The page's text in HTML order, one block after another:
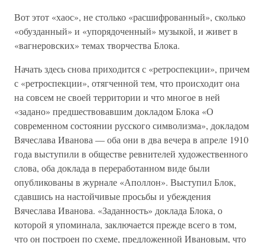
Вот этот «хаос», не столько «расшифрованный», сколько
«обузданный» и «упорядоченный» музыкой, и живет в
«вагнеровских» темах творчества Блока.
Начать здесь снова приходится с «ретроспекции», причем
с «ретроспекции», отягченной тем, что происходит она
на совсем не своей территории и что многое в ней
«задано» предшествовавшим докладом Блока «О
современном состоянии русского символизма», докладом
Вячеслава Иванова — оба они в два вечера в апреле 1910
года выступили в обществе ревнителей художественного
слова, оба доклада в переработанном виде были
опубликованы в журнале «Аполлон». Выступил Блок,
сдавшись на настойчивые просьбы и убеждения
Вячеслава Иванова. «Заданность» доклада Блока, о
которой я упоминала, заключается прежде всего в том,
что он построен по схеме, предложенной Ивановым, что